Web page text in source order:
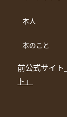
本人
本のこと
前公式サイト
ト」